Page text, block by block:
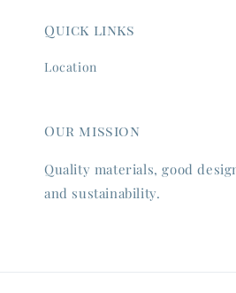
Quick links
Location
Our mission
Quality materials, good
and sustainability.